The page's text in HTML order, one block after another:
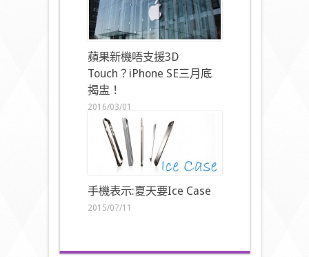
蘋果新機唔支援3D
Touch？iPhone SE三月底
揭盅！
2016/03/01
手機表示:夏天要Ice Case
2015/07/11